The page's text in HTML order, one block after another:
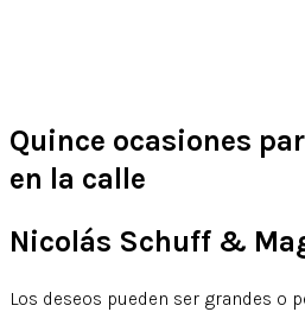
Quince ocasiones
en la calle
Nicolás Schuff &
Los deseos pueden ser grandes o